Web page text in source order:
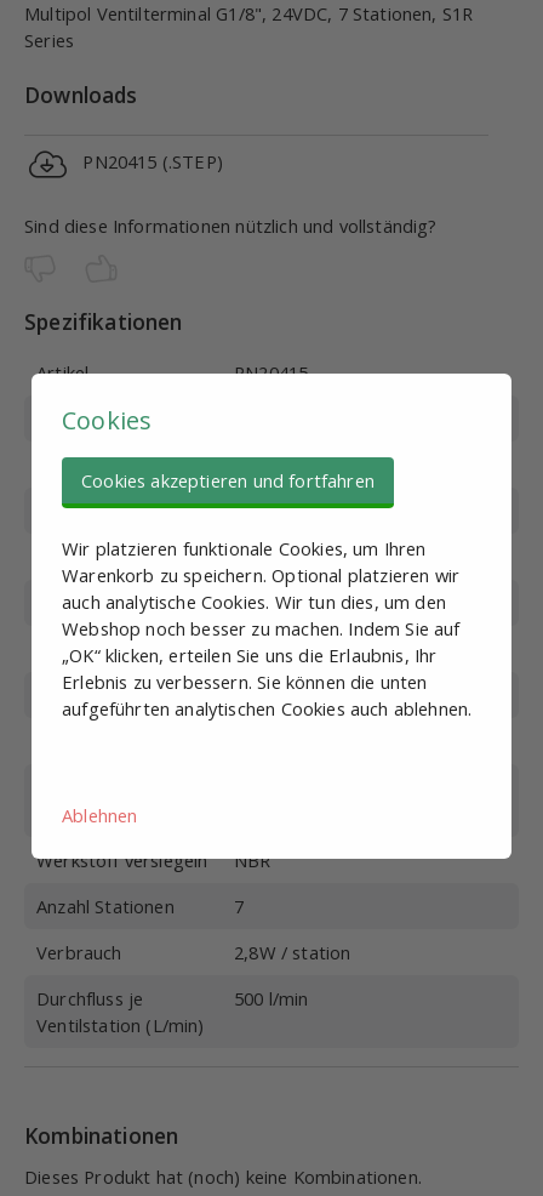
Multipol Ventilterminal G1/8", 24VDC, 7 Stationen, S1R
Series
Downloads
PN20415 (.STEP)
Sind diese Informationen nützlich und vollständig?
Spezifikationen
Artikel
PN20415
Produktcode
Gewinde
G1/8
Arbeitsdruck (bar)
1.5-8
Max. Druck (bar)
12
Betriebsspannung
24VDC
Spannungs-toleranz
±10%
Schaltzeit (bei 5 bar)
<50 ms, max. 5 Stromkreise/Sek
Karpers
Werkstoff versiegeln
NBR
Anzahl Stationen
7
Verbrauch
2,8W / station
Durchfluss je
Ventilstation (L/min)
500 l/min
Kombinationen
Dieses Produkt hat (noch) keine Kombinationen.
Cookies
Cookies akzeptieren und fortfahren
Wir platzieren funktionale Cookies, um Ihren
Warenkorb zu speichern. Optional platzieren wir
auch analytische Cookies. Wir tun dies, um den
Webshop noch besser zu machen. Indem Sie auf
„OK“ klicken, erteilen Sie uns die Erlaubnis, Ihr
Erlebnis zu verbessern. Sie können die unten
aufgeführten analytischen Cookies auch ablehnen.
Ablehnen